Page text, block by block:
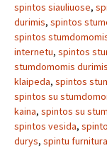
spintos siauliuose,
durimis, spintos
spintos
internetu, spintos
stumdomomis
klaipeda, spintos
spintos su
kaina, spintos su
spintos vesida,
durys, spintu furnitura